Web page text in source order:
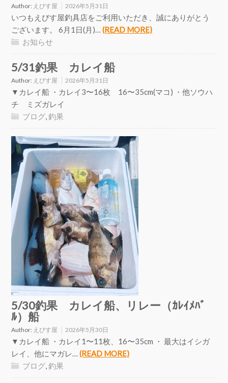
Author: えびす屋 2026年5月31日
いつもえびす屋釣具店をご利用いただき、誠にありがとう
ございます。 6月1日(月)…(READ MORE)
お知らせ
5/31釣果 カレイ船
Author: えびす屋 2026年5月31日
▼カレイ船 ・カレイ3〜16枚 16〜35cm(マコ) ・他ソウハ
チ ミズガレイ
ブログ,釣果
5/30釣果 カレイ船、リレー（ｶﾚｲﾒﾊﾞ
ﾙ）船
Author: えびす屋 2026年5月30日
▼カレイ船 ・カレイ1〜11枚、16〜35cm ・ 最大はイシガ
レイ、他にマガレ…(READ MORE)
ブログ,釣果